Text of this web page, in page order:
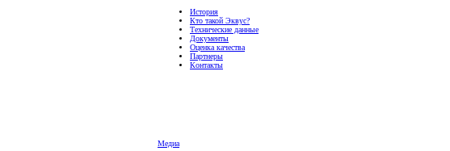
История
Кто такой Эквус?
Технические данные
Документы
Оценка качества
Партнеры
Контакты
Медиа